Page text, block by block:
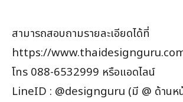
สามารถสอบถามรายละเอียดได้ที่
https://
โทร 088-6532999 หรือแอดไลน์
LineID : @designguru (มี @ ด้านห